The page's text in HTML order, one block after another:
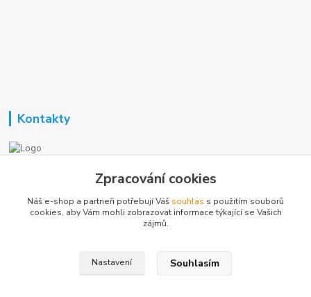
Kontakty
+420 723 362 738
Zpracování cookies
Náš e-shop a partneři potřebují Váš souhlas s použitím souborů
cookies, aby Vám mohli zobrazovat informace týkající se Vašich
zájmů.
Nastavení Souhlasím